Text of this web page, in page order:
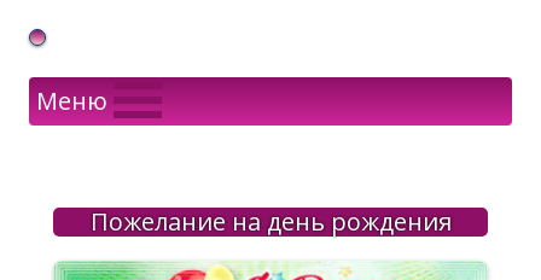
Gif Открытки в подарок
Меню
Пожелание на день рождения